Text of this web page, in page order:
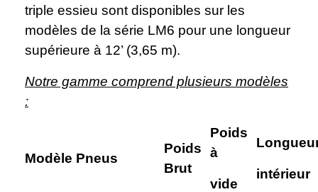
triple essieu sont disponibles sur les
modèles de la série LM6 pour une longueur
supérieure à 12’ (3,65 m).
Notre gamme comprend plusieurs modèles
:
Modèle Pneus
Poids
Brut
Poids
à
vide
intérieur